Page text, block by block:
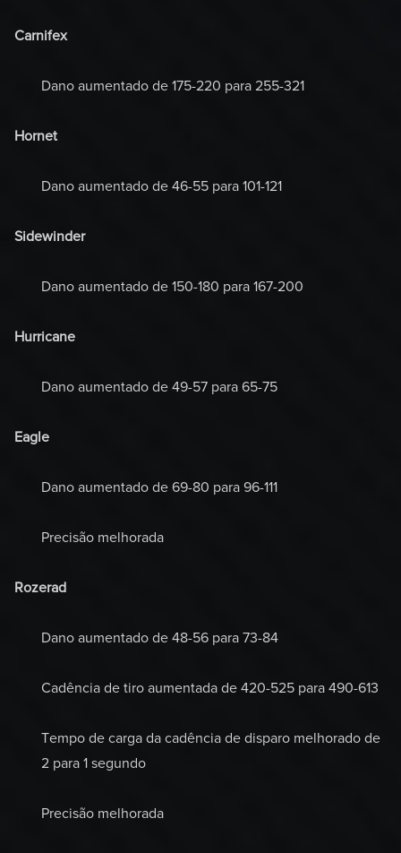
Carnifex
Dano aumentado de 175-220 para 255-321
Hornet
Dano aumentado de 46-55 para 101-121
Sidewinder
Dano aumentado de 150-180 para 167-200
Hurricane
Dano aumentado de 49-57 para 65-75
Eagle
Dano aumentado de 69-80 para 96-111
Precisão melhorada
Rozerad
Dano aumentado de 48-56 para 73-84
Cadência de tiro aumentada de 420-525 para 490-613
Tempo de carga da cadência de disparo melhorado de
2 para 1 segundo
Precisão melhorada